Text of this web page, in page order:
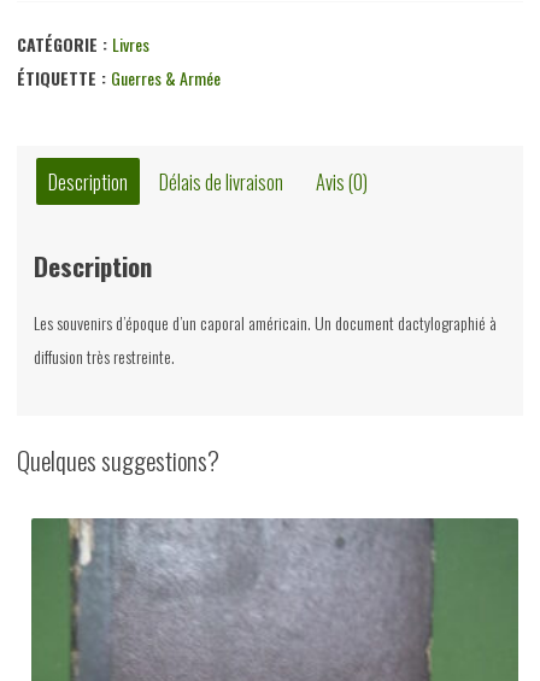
CATÉGORIE : Livres
ÉTIQUETTE : Guerres & Armée
Description Délais de livraison Avis (0)
Description
Les souvenirs d’époque d’un caporal américain. Un document dactylographié à
diffusion très restreinte.
Quelques suggestions?